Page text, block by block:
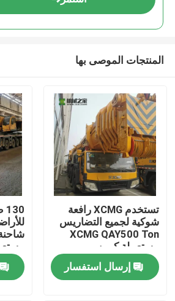
مسكن
المنتجات الموصى بها
تستخدم XCMG رافعة
شوكية لجميع التضاريس
XCMG QAY500 Ton
مستعملة كرين
إرسال استفسار